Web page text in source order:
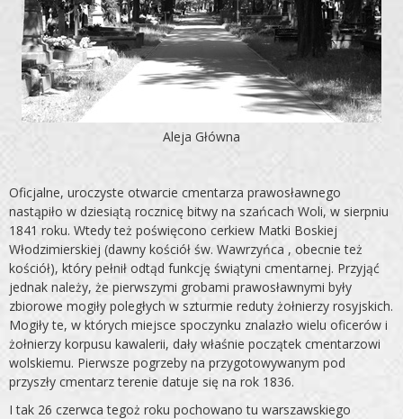
Aleja Główna
Oficjalne, uroczyste otwarcie cmentarza prawosławne­go
nastąpiło w dziesiątą rocznicę bitwy na szańcach Woli, w sierpniu
1841 roku. Wtedy też poświęcono cerkiew Matki Boskiej
Włodzimierskiej (dawny kościół św. Wawrzyńca , obecnie też
kościół), któ­ry pełnił odtąd funkcję świątyni cmentarnej. Przyjąć
jednak należy, że pierwszymi grobami prawosławnymi były
zbiorowe mogiły poległych w szturmie reduty żołnierzy rosyjskich.
Mo­giły te, w których miejsce spoczynku znalazło wielu oficerów i
żołnierzy korpusu kawalerii, dały właśnie początek cmenta­rzowi
wolskiemu. Pierwsze pogrzeby na przygotowywanym pod
przyszły cmentarz terenie datuje się na rok 1836.
I tak 26 czerwca tegoż roku pochowano tu warszawskiego